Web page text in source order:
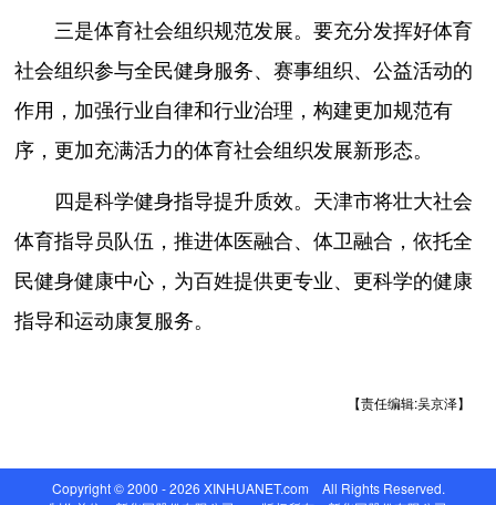
三是体育社会组织规范发展。要充分发挥好体育
社会组织参与全民健身服务、赛事组织、公益活动的
作用，加强行业自律和行业治理，构建更加规范有
序，更加充满活力的体育社会组织发展新形态。
四是科学健身指导提升质效。天津市将壮大社会
体育指导员队伍，推进体医融合、体卫融合，依托全
民健身健康中心，为百姓提供更专业、更科学的健康
指导和运动康复服务。
【责任编辑:吴京泽】
Copyright © 2000 - 2026 XINHUANET.com All Rights Reserved.